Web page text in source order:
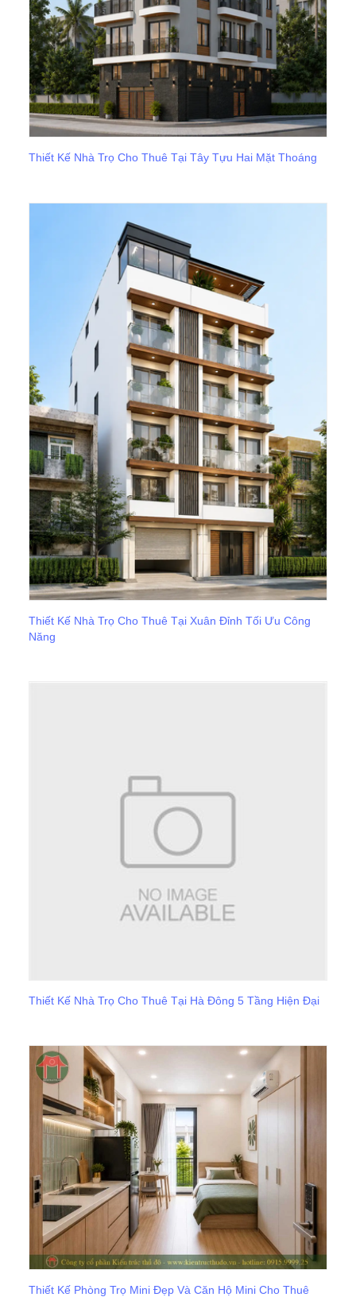
Thiết Kế Nhà Trọ Cho Thuê Tại Tây Tựu Hai Mặt Thoáng
Thiết Kế Nhà Trọ Cho Thuê Tại Xuân Đỉnh Tối Ưu Công
Năng
Thiết Kế Nhà Trọ Cho Thuê Tại Hà Đông 5 Tầng Hiện Đại
Thiết Kế Phòng Trọ Mini Đẹp Và Căn Hộ Mini Cho Thuê